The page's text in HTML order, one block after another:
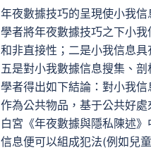
年夜數據技巧的呈現使小我
學者將年夜數據技巧之下小
和非直接性；二是小我信息
五是對小我數據信息搜集、
學者得出如下結論：對小我
作為公共物品，基于公共好
白宮《年夜數據與隱私陳述
信息便可以組成犯法(例如兒